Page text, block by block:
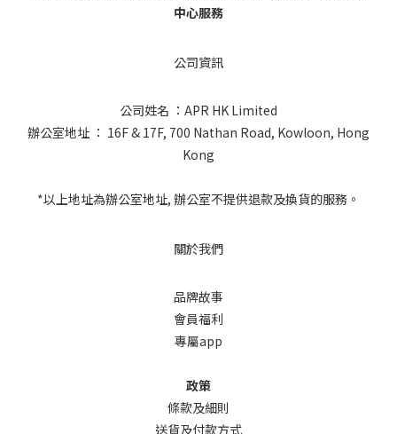
中心服務
公司資訊
公司姓名 ：APR HK Limited
辦公室地址 ： 16F & 17F, 700 Nathan Road, Kowloon, Hong
Kong
*以上地址為辦公室地址, 辦公室不提供退款及換貨的服務。
關於我們
品牌故事
會員福利
專屬app
政策
條款及細則
送貨及付款方式